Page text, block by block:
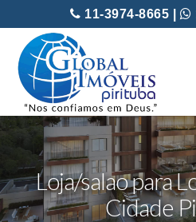
11-3974-8665 |
Loja/salao para
Cidade